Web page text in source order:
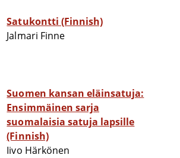
Satukontti (Finnish)
Jalmari Finne
Suomen kansan eläinsatuja:
Ensimmäinen sarja
suomalaisia satuja lapsille
(Finnish)
Iivo Härkönen